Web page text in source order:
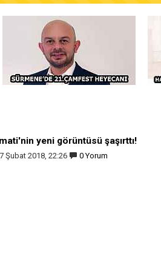
yeni görüntüsü şaşırttı!
Şubat 2018, 22:26 0 Yorum